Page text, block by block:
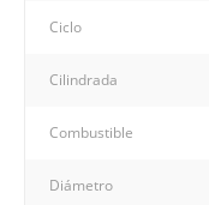
Ciclo
Cilindrada
Combustible
Diámetro